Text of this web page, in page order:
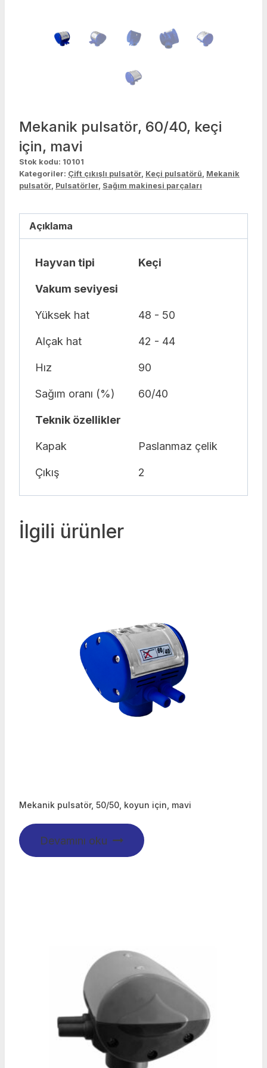
Mekanik pulsatör, 60/40, keçi
için, mavi
Stok kodu: 10101
Kategoriler: Çift çıkışlı pulsatör, Keçi pulsatörü, Mekanik
pulsatör, Pulsatörler, Sağım makinesi parçaları
Açıklama
Hayvan tipi Keçi
Vakum seviyesi
Yüksek hat 48 - 50
Alçak hat 42 - 44
Hız 90
Sağım oranı (%) 60/40
Teknik özellikler
Kapak Paslanmaz çelik
Çıkış 2
İlgili ürünler
Mekanik pulsatör, 50/50, koyun için, mavi
Devamını oku